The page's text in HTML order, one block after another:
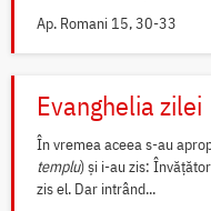
Ap. Romani 15, 30-33
Evanghelia zilei
În vremea aceea s-au
templu) și i-au zis:
zis el. Dar intrând...